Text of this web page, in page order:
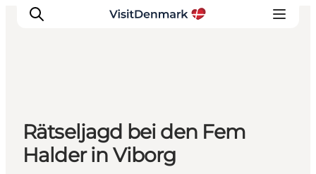
Inspiration
Regionen
Erlebnisse
Rätseljagd bei den Fem
Halder in Viborg